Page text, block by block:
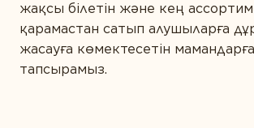
Сау микрофлора
Спорт және фитнес
Сұлулық
жақсы білетін және кең
қарамастан сатып алушыларға
жасауға көмектесетін мамандарға
тапсырамыз.